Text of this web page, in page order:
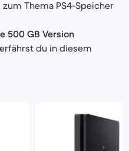
Thema PS4-Speicher
500 GB Version
du in diesem